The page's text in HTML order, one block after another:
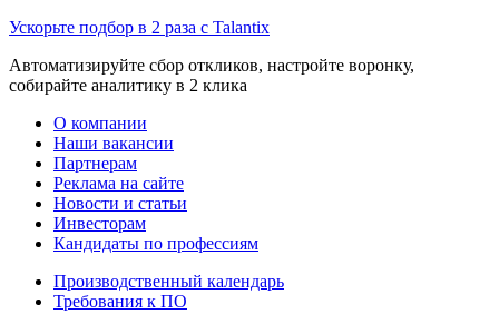
Ускорьте подбор в 2 раза с Talantix
Автоматизируйте сбор откликов, настройте воронку,
собирайте аналитику в 2 клика
О компании
Наши вакансии
Партнерам
Реклама на сайте
Новости и статьи
Инвесторам
Кандидаты по профессиям
Производственный календарь
Требования к ПО